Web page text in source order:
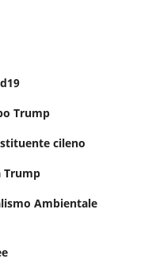
Trump
cileno
Trump
Ambientale